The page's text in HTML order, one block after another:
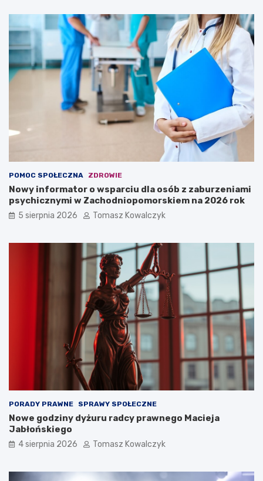
POMOC SPOŁECZNA ZDROWIE
Nowy informator o wsparciu dla osób z zaburzeniami
psychicznymi w Zachodniopomorskiem na 2026 rok
5 sierpnia 2026 Tomasz Kowalczyk
PORADY PRAWNE SPRAWY SPOŁECZNE
Nowe godziny dyżuru radcy prawnego Macieja
Jabłońskiego
4 sierpnia 2026 Tomasz Kowalczyk